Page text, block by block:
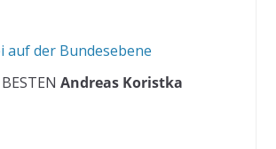
auf der Bundesebene
Andreas Koristka